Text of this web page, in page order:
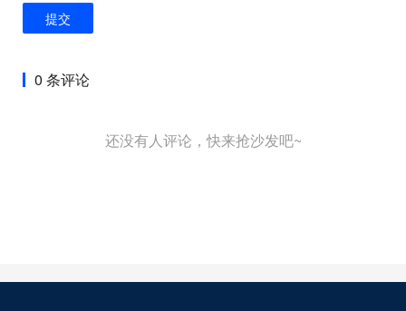
提交
0 条评论
还没有人评论，快来抢沙发吧~